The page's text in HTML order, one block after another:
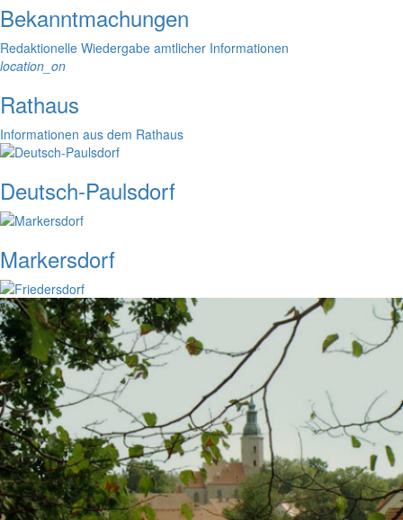
Bekanntmachungen
Redaktionelle Wiedergabe amtlicher Informationen
location_on
Rathaus
Informationen aus dem Rathaus
Deutsch-Paulsdorf
Markersdorf